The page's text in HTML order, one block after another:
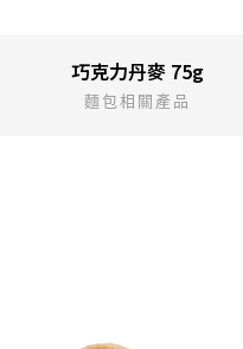
巧克力丹麥 75g
麵包相關產品